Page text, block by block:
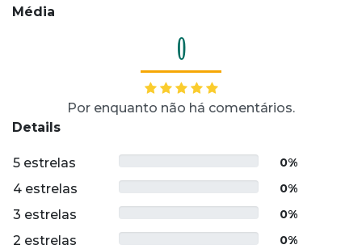
Média
0
Por enquanto não há comentários.
Details
5 estrelas 0%
4 estrelas 0%
3 estrelas 0%
2 estrelas 0%